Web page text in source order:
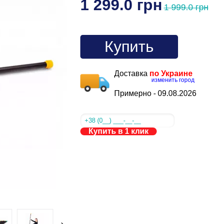
1 299.0 грн 1 999.0 грн
Купить
Доставка по Украине
изменить город
Примерно - 09.08.2026
Купить в 1 клик